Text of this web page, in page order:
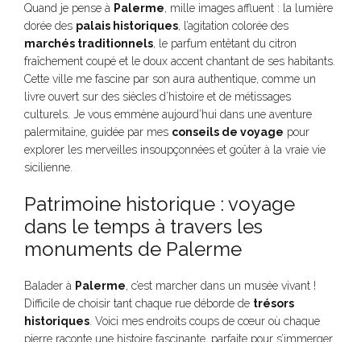
Quand je pense à Palerme, mille images affluent : la lumière
dorée des palais historiques, l’agitation colorée des
marchés traditionnels, le parfum entêtant du citron
fraîchement coupé et le doux accent chantant de ses habitants.
Cette ville me fascine par son aura authentique, comme un
livre ouvert sur des siècles d’histoire et de métissages
culturels. Je vous emmène aujourd’hui dans une aventure
palermitaine, guidée par mes conseils de voyage pour
explorer les merveilles insoupçonnées et goûter à la vraie vie
sicilienne.
Patrimoine historique : voyage
dans le temps à travers les
monuments de Palerme
Balader à Palerme, c’est marcher dans un musée vivant !
Difficile de choisir tant chaque rue déborde de trésors
historiques . Voici mes endroits coups de cœur où chaque
pierre raconte une histoire fascinante, parfaite pour s’immerger